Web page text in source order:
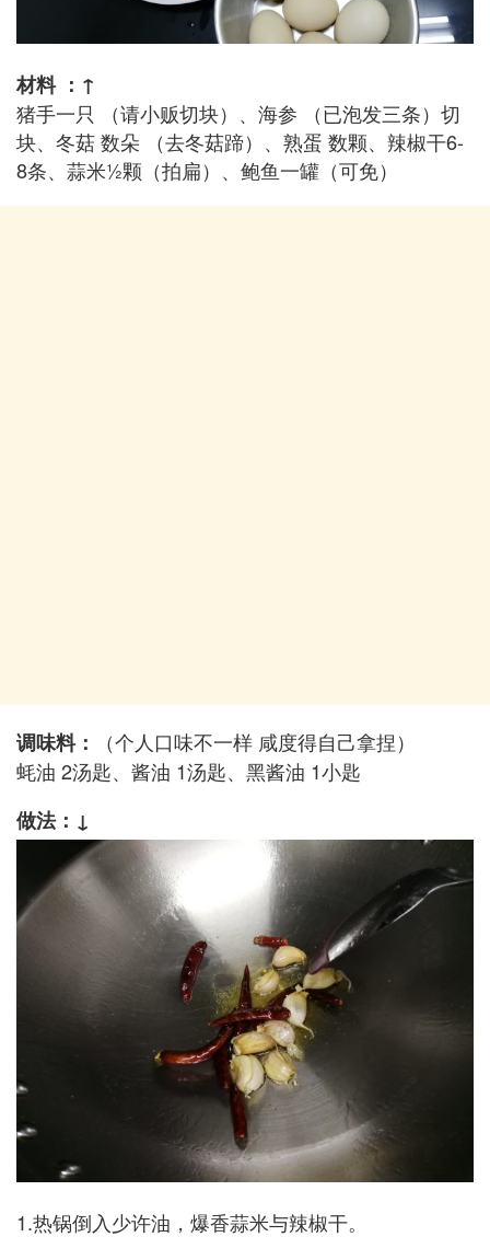
材料 ：↑
猪手一只 （请小贩切块）、海参 （已泡发三条）切
块、冬菇 数朵 （去冬菇蹄）、熟蛋 数颗、辣椒干6-
8条、蒜米½颗（拍扁）、鲍鱼一罐（可免）
调味料：
（个人口味不一样 咸度得自己拿捏）
蚝油 2汤匙、酱油 1汤匙、黑酱油 1小匙
做法：↓
1.热锅倒入少许油，爆香蒜米与辣椒干。